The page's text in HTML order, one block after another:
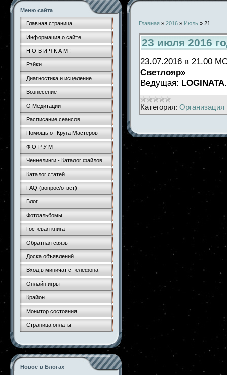
Меню сайта
Главная страница
Информация о сайте
Н О В И Ч К А М !
Рэйки
Диагностика и исцеление
Вознесение
О Медитации
Расписание сеансов
Помощь от Круга Мастеров
Ф О Р У М
Ченнелинги - Каталог файлов
Каталог статей
FAQ (вопрос/ответ)
Блог
Фотоальбомы
Гостевая книга
Обратная связь
Доска объявлений
Вход в миничат с телефона
Онлайн игры
Крайон
Монитор состояния
Страница оплаты
Новое в Блогах
Главная » 2016 » Июль » 21
23 июля 2016
23.07.2016 в 21.00
Светлояр»
Ведущая: LOGINATA
Категория: